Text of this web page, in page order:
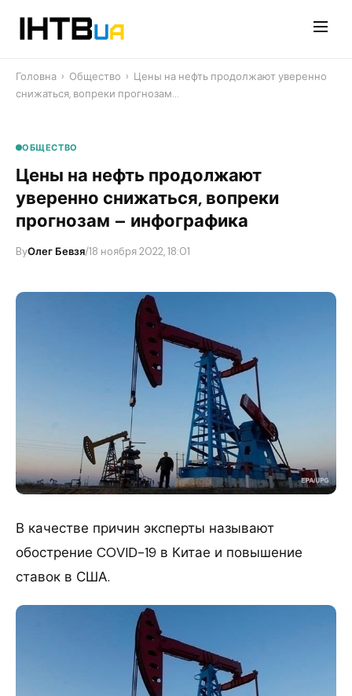
Головна › Общество › Цены на нефть продолжают уверенно
снижаться, вопреки прогнозам…
ОБЩЕСТВО
Цены на нефть продолжают
уверенно снижаться, вопреки
прогнозам – инфографика
ByОлег Бевзя/18 ноября 2022, 18:01
В качестве причин эксперты называют
обострение COVID-19 в Китае и повышение
ставок в США.